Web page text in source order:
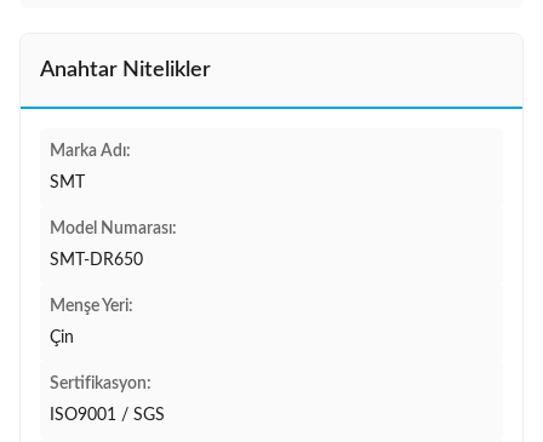
Anahtar Nitelikler
Marka Adı:
SMT
Model Numarası:
SMT-DR650
Menşe Yeri:
Çin
Sertifikasyon:
ISO9001 / SGS